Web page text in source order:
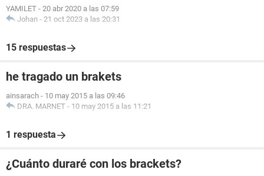
YAMILET - 20 abr 2020 a las 07:59
Johan - 21 oct 2023 a las 20:31
15 respuestas
he tragado un brakets
ainsarach - 10 may 2015 a las 09:46
DRA. MARNET - 10 may 2015 a las 11:21
1 respuesta
¿Cuánto duraré con los brackets?